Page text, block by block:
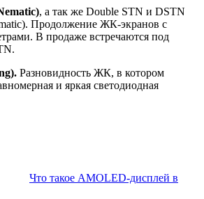
, а так же Double STN и DSTN
Продолжение ЖК-экранов с
В продаже встречаются под
Разновидность ЖК, в котором
и яркая светодиодная
Что такое AMOLED-дисплей в